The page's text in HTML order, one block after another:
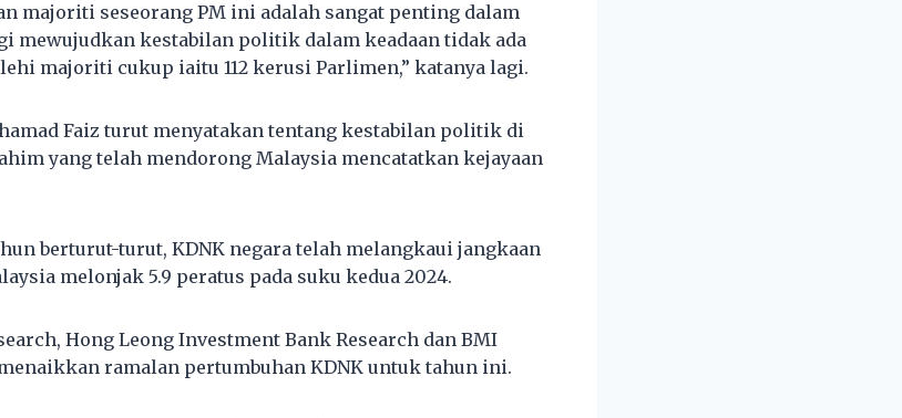
majoriti seseorang PM ini adalah sangat penting dalam
mewujudkan kestabilan politik dalam keadaan tidak ada
majoriti cukup iaitu 112 kerusi Parlimen,” katanya lagi.
Faiz turut menyatakan tentang kestabilan politik di
yang telah mendorong Malaysia mencatatkan kejayaan
berturut-turut, KDNK negara telah melangkaui jangkaan
melonjak 5.9 peratus pada suku kedua 2024.
Hong Leong Investment Bank Research dan BMI
ramalan pertumbuhan KDNK untuk tahun ini.